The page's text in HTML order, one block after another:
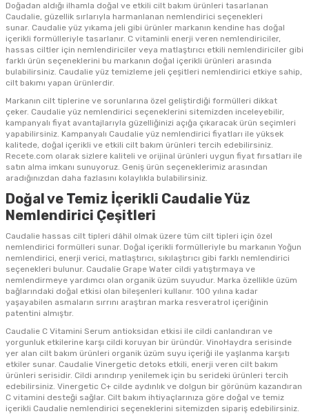
Doğadan aldığı ilhamla doğal ve etkili cilt bakım ürünleri tasarlanan
Caudalie, güzellik sırlarıyla harmanlanan nemlendirici seçenekleri
sunar. Caudalie yüz yıkama jeli gibi ürünler markanın kendine has doğal
içerikli formülleriyle tasarlanır. C vitaminli enerji veren nemlendiriciler,
hassas ciltler için nemlendiriciler veya matlaştırıcı etkili nemlendiriciler gibi
farklı ürün seçeneklerini bu markanın doğal içerikli ürünleri arasında
bulabilirsiniz. Caudalie yüz temizleme jeli çeşitleri nemlendirici etkiye sahip,
cilt bakımı yapan ürünlerdir.
Markanın cilt tiplerine ve sorunlarına özel geliştirdiği formülleri dikkat
çeker. Caudalie yüz nemlendirici seçeneklerini sitemizden inceleyebilir,
kampanyalı fiyat avantajlarıyla güzelliğinizi açığa çıkaracak ürün seçimleri
yapabilirsiniz. Kampanyalı Caudalie yüz nemlendirici fiyatları ile yüksek
kalitede, doğal içerikli ve etkili cilt bakım ürünleri tercih edebilirsiniz.
Recete.com olarak sizlere kaliteli ve orijinal ürünleri uygun fiyat fırsatları ile
satın alma imkanı sunuyoruz. Geniş ürün seçeneklerimiz arasından
aradığınızdan daha fazlasını kolaylıkla bulabilirsiniz.
Doğal ve Temiz İçerikli Caudalie Yüz
Nemlendirici Çeşitleri
Caudalie hassas cilt tipleri dâhil olmak üzere tüm cilt tipleri için özel
nemlendirici formülleri sunar. Doğal içerikli formülleriyle bu markanın Yoğun
nemlendirici, enerji verici, matlaştırıcı, sıkılaştırıcı gibi farklı nemlendirici
seçenekleri bulunur. Caudalie Grape Water cildi yatıştırmaya ve
nemlendirmeye yardımcı olan organik üzüm suyudur. Marka özellikle üzüm
bağlarındaki doğal etkisi olan bileşenleri kullanır. 100 yılına kadar
yaşayabilen asmaların sırrını araştıran marka resveratrol içeriğinin
patentini almıştır.
Caudalie C Vitamini Serum antioksidan etkisi ile cildi canlandıran ve
yorgunluk etkilerine karşı cildi koruyan bir üründür. VinoHaydra serisinde
yer alan cilt bakım ürünleri organik üzüm suyu içeriği ile yaşlanma karşıtı
etkiler sunar. Caudalie Vinergetic detoks etkili, enerji veren cilt bakım
ürünleri serisidir. Cildi arındırıp yenilemek için bu serideki ürünleri tercih
edebilirsiniz. Vinergetic C+ cilde aydınlık ve dolgun bir görünüm kazandıran
C vitamini desteği sağlar. Cilt bakım ihtiyaçlarınıza göre doğal ve temiz
içerikli Caudalie nemlendirici seçeneklerini sitemizden sipariş edebilirsiniz.